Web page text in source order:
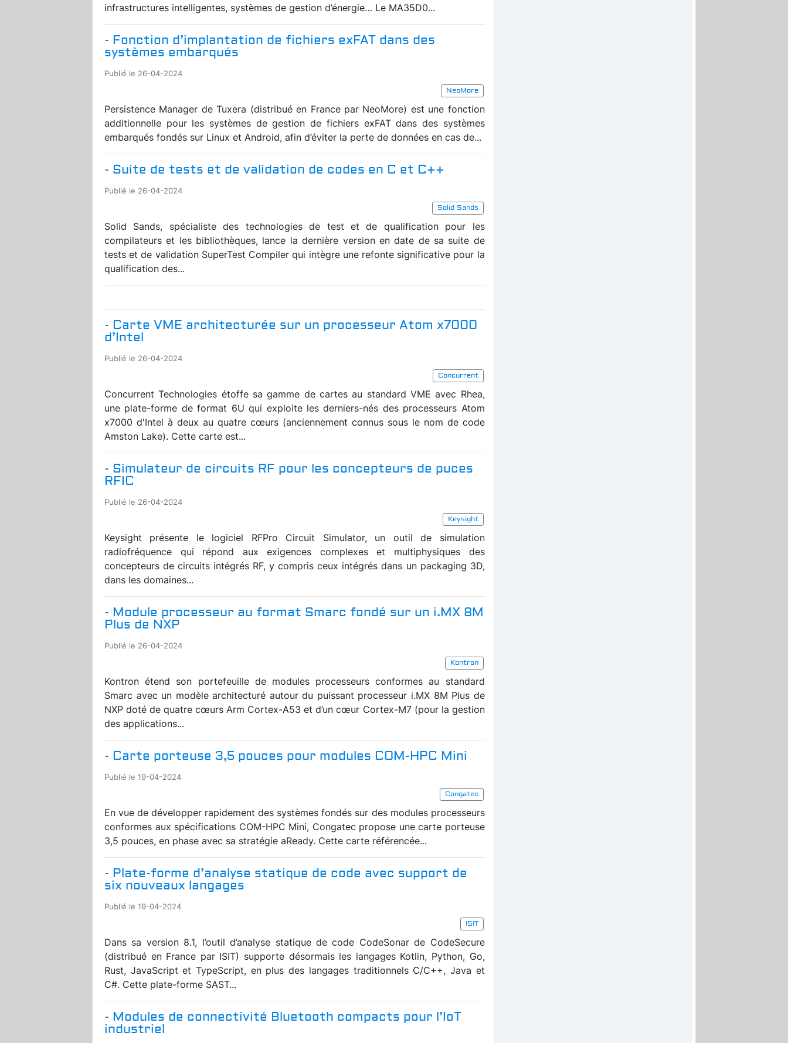
infrastructures intelligentes, systèmes de gestion d’énergie… Le MA35D0...
- Fonction d’implantation de fichiers exFAT dans des
systèmes embarqués
Publié le 26-04-2024
NeoMore
Persistence Manager de Tuxera (distribué en France par NeoMore) est une fonction
additionnelle pour les systèmes de gestion de fichiers exFAT dans des systèmes
embarqués fondés sur Linux et Android, afin d’éviter la perte de données en cas de...
- Suite de tests et de validation de codes en C et C++
Publié le 26-04-2024
Solid Sands
Solid Sands, spécialiste des technologies de test et de qualification pour les
compilateurs et les bibliothèques, lance la dernière version en date de sa suite de
tests et de validation SuperTest Compiler qui intègre une refonte significative pour la
qualification des...
- Carte VME architecturée sur un processeur Atom x7000
d’Intel
Publié le 26-04-2024
Concurrent
Concurrent Technologies étoffe sa gamme de cartes au standard VME avec Rhea,
une plate-forme de format 6U qui exploite les derniers-nés des processeurs Atom
x7000 d'Intel à deux au quatre cœurs (anciennement connus sous le nom de code
Amston Lake). Cette carte est...
- Simulateur de circuits RF pour les concepteurs de puces
RFIC
Publié le 26-04-2024
Keysight
Keysight présente le logiciel RFPro Circuit Simulator, un outil de simulation
radiofréquence qui répond aux exigences complexes et multiphysiques des
concepteurs de circuits intégrés RF, y compris ceux intégrés dans un packaging 3D,
dans les domaines...
- Module processeur au format Smarc fondé sur un i.MX 8M
Plus de NXP
Publié le 26-04-2024
Kontron
Kontron étend son portefeuille de modules processeurs conformes au standard
Smarc avec un modèle architecturé autour du puissant processeur i.MX 8M Plus de
NXP doté de quatre cœurs Arm Cortex-A53 et d’un cœur Cortex-M7 (pour la gestion
des applications...
- Carte porteuse 3,5 pouces pour modules COM-HPC Mini
Publié le 19-04-2024
Congatec
En vue de développer rapidement des systèmes fondés sur des modules processeurs
conformes aux spécifications COM-HPC Mini, Congatec propose une carte porteuse
3,5 pouces, en phase avec sa stratégie aReady. Cette carte référencée...
- Plate-forme d’analyse statique de code avec support de
six nouveaux langages
Publié le 19-04-2024
ISIT
Dans sa version 8.1, l’outil d’analyse statique de code CodeSonar de CodeSecure
(distribué en France par ISIT) supporte désormais les langages Kotlin, Python, Go,
Rust, JavaScript et TypeScript, en plus des langages traditionnels C/C++, Java et
C#. Cette plate-forme SAST...
- Modules de connectivité Bluetooth compacts pour l’IoT
industriel